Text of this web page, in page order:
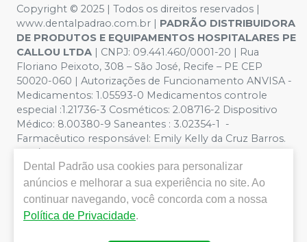
Copyright © 2025 | Todos os direitos reservados |
www.dentalpadrao.com.br | PADRÃO DISTRIBUIDORA
DE PRODUTOS E EQUIPAMENTOS HOSPITALARES PE
CALLOU LTDA | CNPJ: 09.441.460/0001-20 | Rua
Floriano Peixoto, 308 – São José, Recife – PE CEP
50020-060 | Autorizações de Funcionamento ANVISA -
Medicamentos: 1.05593-0 Medicamentos controle
especial :1.21736-3 Cosméticos: 2.08716-2 Dispositivo
Médico: 8.00380-9 Saneantes : 3.02354-1 -
Farmacêutico responsável: Emily Kelly da Cruz Barros.
CRF/PE nº 10109 | Política de Privacidade e Segurança -
Fotos meramente ilustrativas - Os preços e condições
da loja virtual estão sujeitos a alterações. Em caso de
divergência de preços no site, o valor válido é o do
Carrinho de Compra. Não vendemos por atacado, por
isso nos reservamos o direito de não atender compras
de grandes volumes pelo site.
Dental Padrão usa cookies para personalizar
anúncios e melhorar a sua experiência no site. Ao
continuar navegando, você concorda com a nossa
Política de Privacidade.